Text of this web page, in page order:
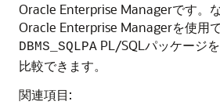
Oracle Enterprise Managerです。
Oracle Enterprise Managerを使用
DBMS_SQLPA PL/SQLパッケージ
比較できます。
関連項目: